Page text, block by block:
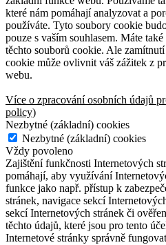
které nám pomáhají analyzovat a
používáte. Tyto soubory cookie
pouze s vaším souhlasem. Máte
těchto souborů cookie. Ale
cookie může ovlivnit váš zážitek z
webu.
Více o zpracování osobních údajů
policy)
Nezbytné (základní) cookies
Nezbytné (základní) cookies
Vždy povoleno
Zajištění funkčnosti Internetových
pomáhají, aby využívání
funkce jako např. přístup k
stránek, navigace sekcí
sekcí Internetových stránek či
těchto údajů, které jsou pro tento
Internetové stránky správně